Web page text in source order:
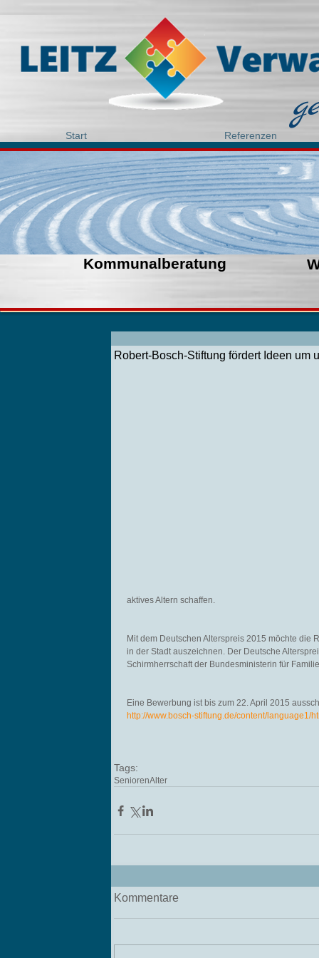
Start Referenzen
Kommunalberatung
Robert-Bosch-Stiftung fördert Ideen um
aktives Altern schaffen.
Mit dem Deutschen Alterspreis 2015 möchte die
in der Stadt auszeichnen. Der Deutsche
Schirmherrschaft der Bundesministerin für
Eine Bewerbung ist bis zum 22. April 2015
http://www.bosch-stiftung.de/content/language1/
Tags:
SeniorenAlter
Kommentare